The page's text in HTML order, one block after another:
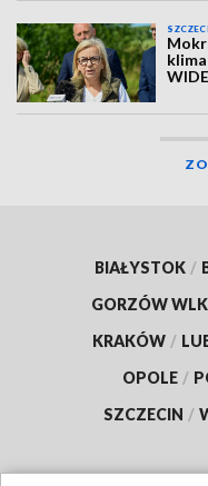
BIAŁYSTOK /
GORZÓW
KRAKÓW /
OPOLE /
SZCZECIN /